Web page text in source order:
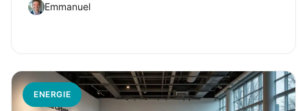
Emmanuel
ENERGIE